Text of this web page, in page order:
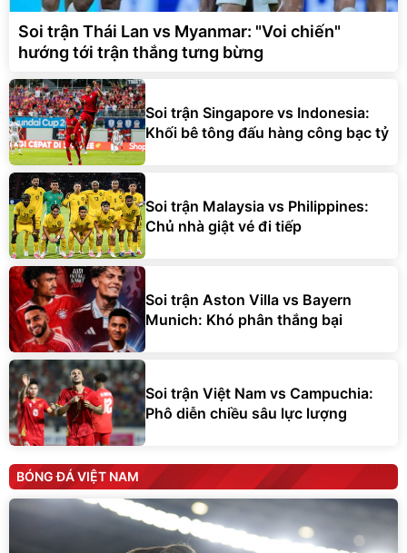
Soi trận Thái Lan vs Myanmar: "Voi chiến"
hướng tới trận thắng tưng bừng
Soi trận Singapore vs Indonesia:
Khối bê tông đấu hàng công bạc tỷ
Soi trận Malaysia vs Philippines:
Chủ nhà giật vé đi tiếp
Soi trận Aston Villa vs Bayern
Munich: Khó phân thắng bại
Soi trận Việt Nam vs Campuchia:
Phô diễn chiều sâu lực lượng
BÓNG ĐÁ VIỆT NAM